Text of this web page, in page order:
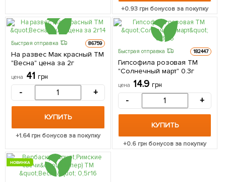
+0.93 грн бонусов за покупку
Быстрая отправка 86759
На развес Мак красный ТМ
"Весна" цена за 2г
цена 41 грн
- +
КУПИТЬ
+1.64грн бонусов за покупку
Быстрая отправка 182447
Гипсофила розовая ТМ
"Солнечный март" 0.3г
цена 14.9 грн
- +
КУПИТЬ
+0.6грн бонусов за покупку
НОВИНКА